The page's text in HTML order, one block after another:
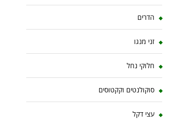
הדרים
זני מנגו
חלוקי נחל
סוקולנטים וקקטוסים
עצי דקל